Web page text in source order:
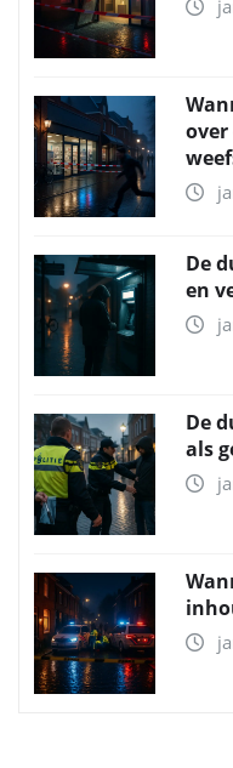
over
De
en
De
als